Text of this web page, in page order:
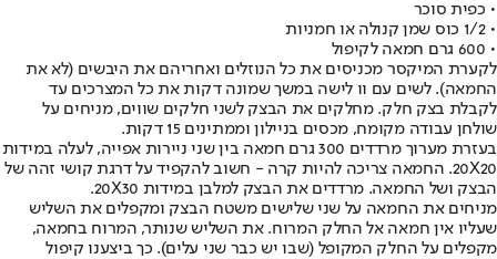
• כפית סוכר
• 1/2 כוס שמן קנולה או חמניות
• 600 גרם חמאה לקיפול
לקערת המיקסר מכניסים את כל הנוזלים ואחריהם את היבשים (לא את
החמאה). לשים עם וו לישה במשך שמונה דקות את כל המצרכים עד
לקבלת בצק חלק. מחלקים את הבצק לשני חלקים שווים, מניחים על
שולחן עבודה מקומח, מכסים בניילון וממתינים 15 דקות.
בעזרת מערוך מרדדים 300 גרם חמאה בין שני ניירות אפייה, לעלה במידות
20X20. החמאה צריכה להיות קרה - חשוב להקפיד על דרגת קושי זהה של
הבצק ושל החמאה. מרדדים את הבצק למלבן במידות 20X30.
מניחים את החמאה על שני שלישים משטח הבצק ומקפלים את השליש
שעליו אין חמאה אל החלק המרוח. את השליש שנותר, המרוח בחמאה,
מקפלים על החלק המקופל (שבו יש כבר שני עלים). כך ביצענו קיפול